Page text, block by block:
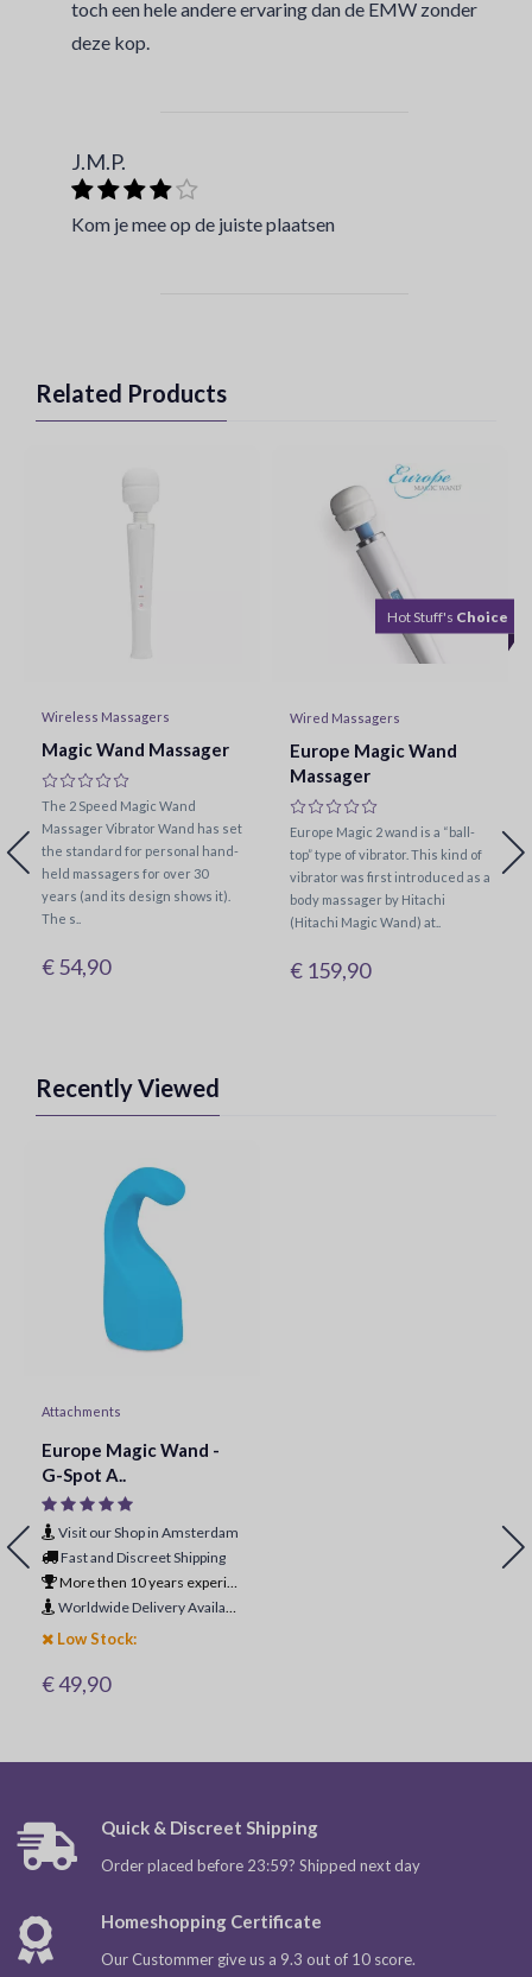
toch een hele andere ervaring dan de EMW zonder
deze kop.
J.M.P.
Kom je mee op de juiste plaatsen
Related Products
Wireless Massagers
Magic Wand Massager
The 2 Speed Magic Wand
Massager Vibrator Wand has set
the standard for personal hand-
held massagers for over 30
years (and its design shows it).
The s..
€ 54,90
Hot Stuff's Choice
Wired Massagers
Europe Magic Wand
Massager
Europe Magic 2 wand is a “ball-
top” type of vibrator. This kind of
vibrator was first introduced as a
body massager by Hitachi
(Hitachi Magic Wand) at..
€ 159,90
Recently Viewed
Attachments
Europe Magic Wand -
G-Spot A..
Visit our Shop in Amsterdam
Fast and Discreet Shipping
More then 10 years experience
Worldwide Delivery Available
Low Stock:
€ 49,90
Quick & Discreet Shipping
Order placed before 23:59? Shipped next day
Homeshopping Certificate
Our Custommer give us a 9.3 out of 10 score.